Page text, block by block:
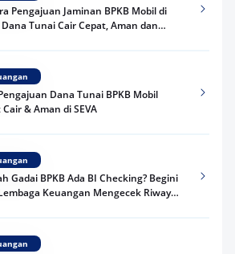
Pengajuan Jaminan BPKB Mobil di
Dana Tunai Cair Cepat, Aman dan
Dana Tunai BPKB Mobil
& Aman di SEVA
Gadai BPKB Ada BI Checking? Begini
Keuangan Mengecek Riwayat